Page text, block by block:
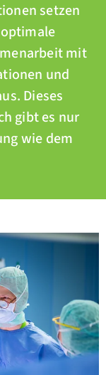
setzen
mit
und
Dieses
gibt es nur
wie dem